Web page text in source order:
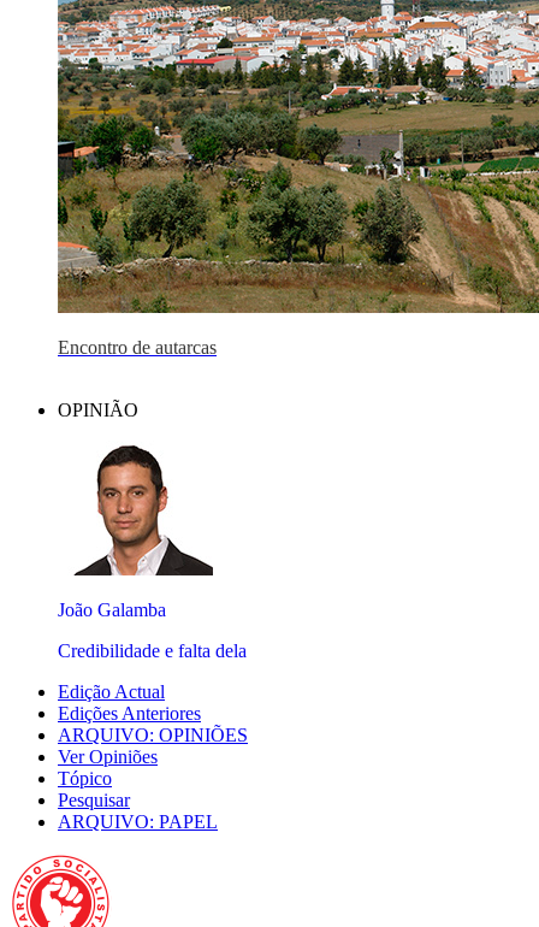
Encontro de autarcas
OPINIÃO
João Galamba
Credibilidade e falta dela
Edição Actual
Edições Anteriores
ARQUIVO: OPINIÕES
Ver Opiniões
Tópico
Pesquisar
ARQUIVO: PAPEL